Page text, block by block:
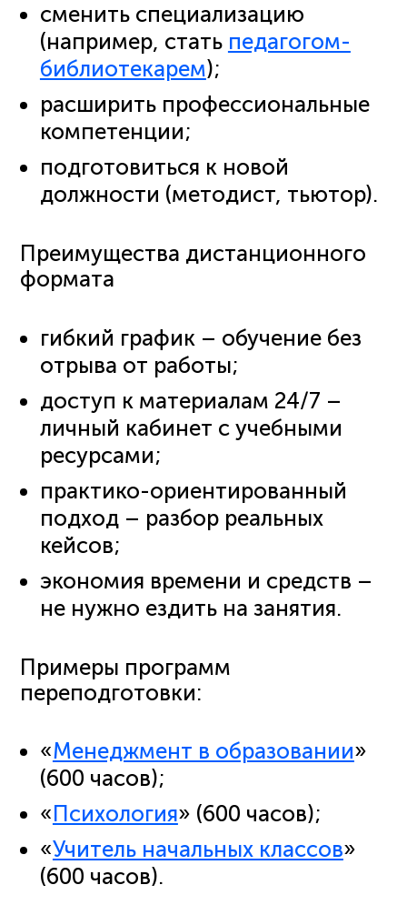
сменить специализацию
(например, стать педагогом-
библиотекарем);
расширить профессиональные
компетенции;
подготовиться к новой
должности (методист, тьютор).
Преимущества дистанционного
формата
гибкий график – обучение без
отрыва от работы;
доступ к материалам 24/7 –
личный кабинет с учебными
ресурсами;
практико-ориентированный
подход – разбор реальных
кейсов;
экономия времени и средств –
не нужно ездить на занятия.
Примеры программ
переподготовки:
«Менеджмент в образовании»
(600 часов);
«Психология» (600 часов);
«Учитель начальных классов»
(600 часов).